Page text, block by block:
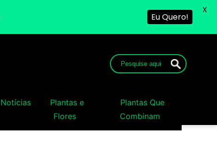
Notícias
Plantas e
Flores
Plantas Que
Combinam
Eu Quero!
X